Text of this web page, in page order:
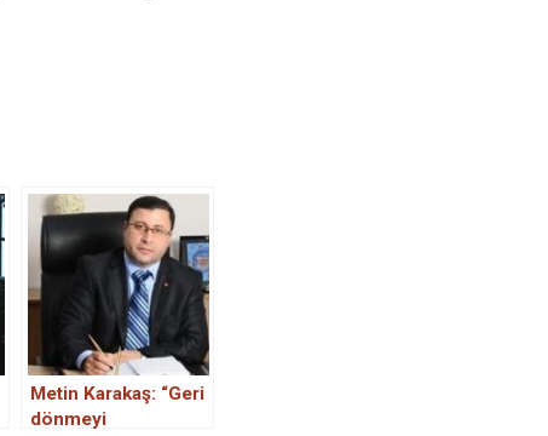
Metin Karakaş: “Geri
dönmeyi